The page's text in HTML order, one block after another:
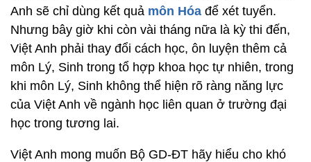
Anh sẽ chỉ dùng kết quả môn Hóa để xét tuyển.
Nhưng bây giờ khi còn vài tháng nữa là kỳ thi đến,
Việt Anh phải thay đổi cách học, ôn luyện thêm cả
môn Lý, Sinh trong tổ hợp khoa học tự nhiên, trong
khi môn Lý, Sinh không thể hiện rõ ràng năng lực
của Việt Anh về ngành học liên quan ở trường đại
học trong tương lai.
Việt Anh mong muốn Bộ GD-ĐT hãy hiểu cho khó